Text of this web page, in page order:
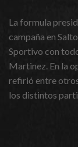
La formula
campaña en
Sportivo con
Martinez. En la
refirió entre
los distintos